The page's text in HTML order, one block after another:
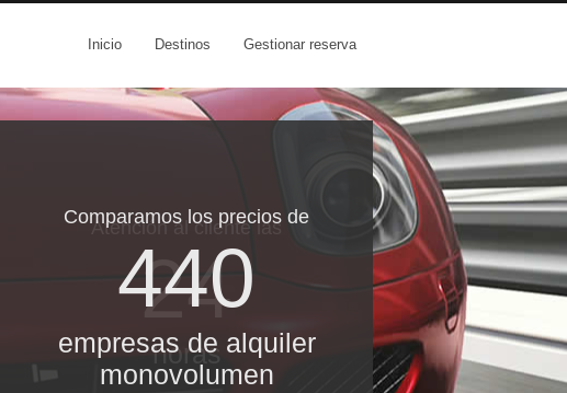
Inicio Destinos Gestionar reserva
Comparamos los precios de
440
empresas de alquiler
monovolumen
Atención al cliente las
24
horas